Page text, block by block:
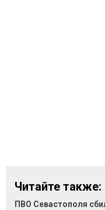
Читайте также:
ПВО Севастополя